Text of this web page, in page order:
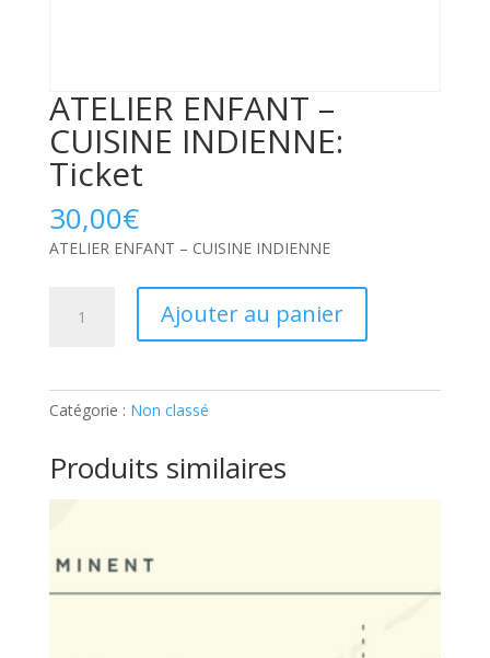
ATELIER ENFANT –
CUISINE INDIENNE:
Ticket
30,00€
ATELIER ENFANT – CUISINE INDIENNE
CUISINE
Ticket
Ajouter au panier
Catégorie : Non classé
Produits similaires